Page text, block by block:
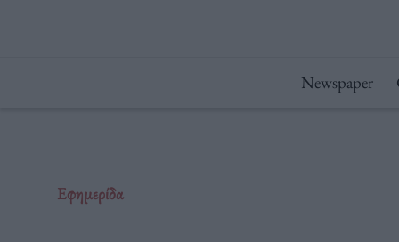
Newspaper
Εφημερίδα